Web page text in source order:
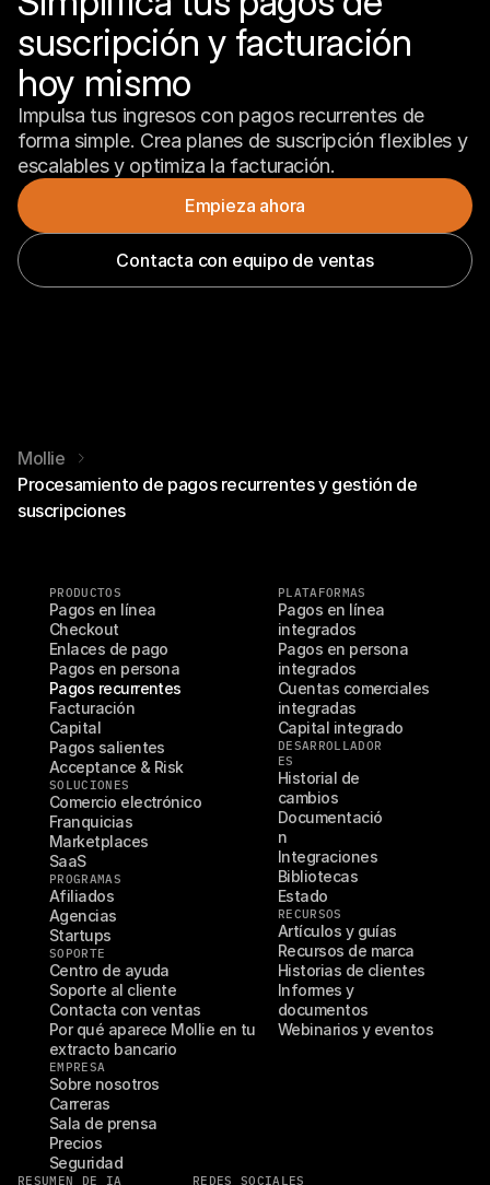
Configura los planes de suscripción
Configura la facturación recurrente
suscripción y facturación
hoy mismo
Impulsa tus ingresos con pagos recurrentes de
forma simple. Crea planes de suscripción flexibles y
escalables y optimiza la facturación.
Empieza ahora
Contacta con equipo de ventas
Mollie
Procesamiento de pagos recurrentes y gestión de
suscripciones
PRODUCTOS
Pagos en línea
Checkout
Enlaces de pago
Pagos en persona
Pagos recurrentes
Facturación
Capital
Pagos salientes
Acceptance & Risk
SOLUCIONES
Comercio electrónico
Franquicias
Marketplaces
SaaS
PROGRAMAS
Afiliados
Agencias
Startups
SOPORTE
Centro de ayuda
Soporte al cliente
Contacta con ventas
Por qué aparece Mollie en tu
extracto bancario
EMPRESA
Sobre nosotros
Carreras
Sala de prensa
Precios
Seguridad
PLATAFORMAS
Pagos en línea
integrados
Pagos en persona
integrados
Cuentas comerciales
integradas
Capital integrado
DESARROLLADOR
ES
Historial de
cambios
Documentació
n
Integraciones
Bibliotecas
Estado
RECURSOS
Artículos y guías
Recursos de marca
Historias de clientes
Informes y
documentos
Webinarios y eventos
RESUMEN DE IA REDES SOCIALES